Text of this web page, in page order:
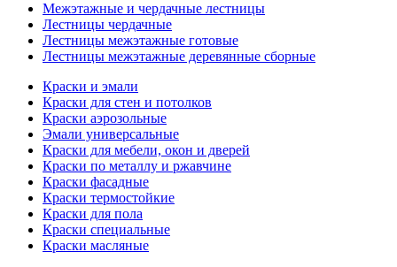
Межэтажные и чердачные лестницы
Лестницы чердачные
Лестницы межэтажные готовые
Лестницы межэтажные деревянные сборные
Краски и эмали
Краски для стен и потолков
Краски аэрозольные
Эмали универсальные
Краски для мебели, окон и дверей
Краски по металлу и ржавчине
Краски фасадные
Краски термостойкие
Краски для пола
Краски специальные
Краски масляные